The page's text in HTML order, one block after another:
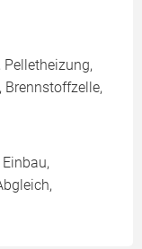
Pelletheizung,
Brennstoffzelle,